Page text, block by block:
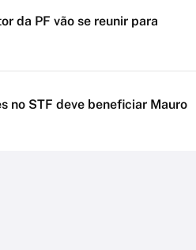
da PF vão se reunir para
no STF deve beneficiar Mauro